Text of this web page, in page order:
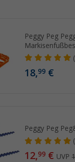
Peggy Peg
18,99 €
Peggy Peg
12,99 € UVP